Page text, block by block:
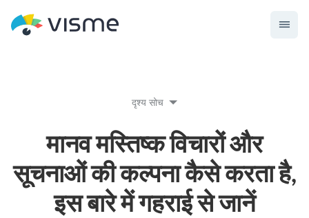
दृश्य सोच
मानव मस्तिष्क विचारों और
सूचनाओं की कल्पना कैसे करता है,
इस बारे में गहराई से जानें